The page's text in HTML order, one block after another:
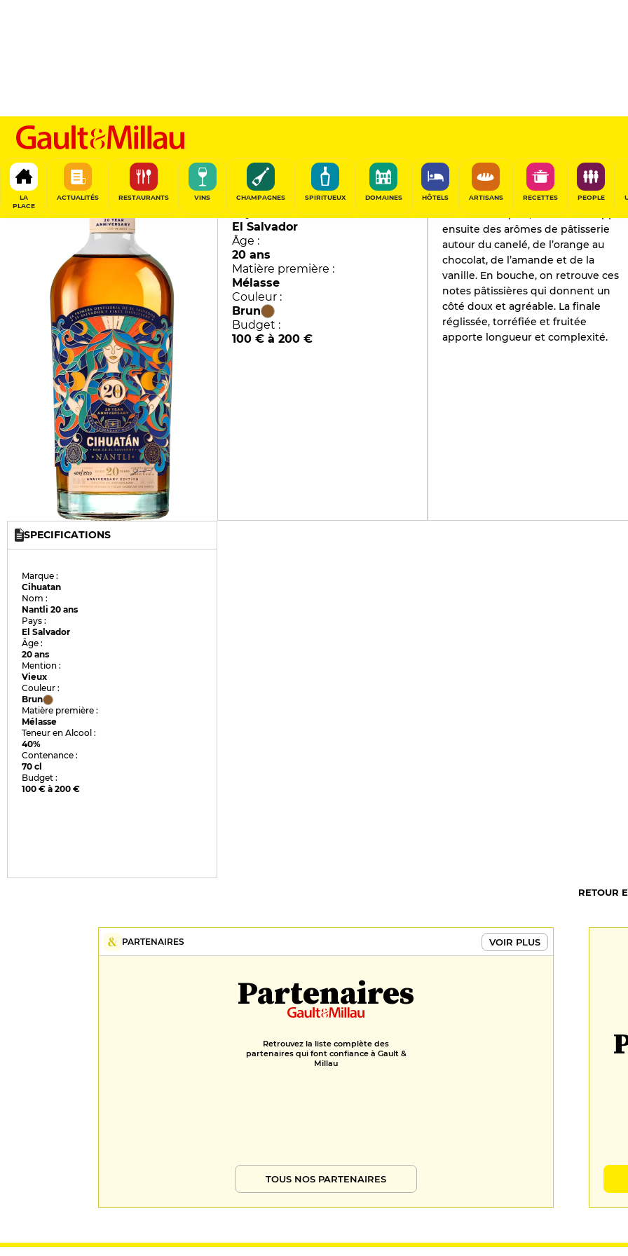
LA
PLACE
ACTUALITÉS RESTAURANTS VINS CHAMPAGNES SPIRITUEUX DOMAINES HÔTELS ARTISANS RECETTES PEOPLE
Nantli 20 ans
Cihuatan
90/100
Rhum
Pays :
El Salvador
Âge :
20 ans
Matière première :
Mélasse
Couleur :
Brun
Budget :
100 € à 200 €
L'AVIS DE GAULT&MILLAU
2025
Timide au départ, le nez développe
ensuite des arômes de pâtisserie
autour du canelé, de l’orange au
chocolat, de l’amande et de la
vanille. En bouche, on retrouve ces
notes pâtissières qui donnent un
côté doux et agréable. La finale
réglissée, torréfiée et fruitée
apporte longueur et complexité.
SPECIFICATIONS
Marque :
Cihuatan
Nom :
Nantli 20 ans
Pays :
El Salvador
Âge :
20 ans
Mention :
Vieux
Couleur :
Brun
Matière première :
Mélasse
Teneur en Alcool :
40%
Contenance :
70 cl
Budget :
100 € à 200 €
RETOUR
PARTENAIRES VOIR PLUS
Partenaires
Retrouvez la liste complète des
partenaires qui font confiance à Gault &
Millau
TOUS NOS PARTENAIRES